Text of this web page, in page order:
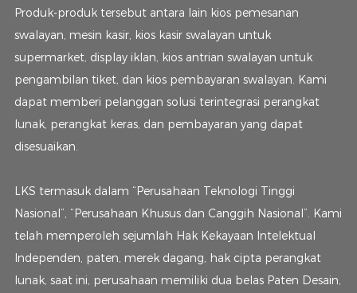
Produk-produk tersebut antara lain kios pemesanan
swalayan, mesin kasir, kios kasir swalayan untuk
supermarket, display iklan, kios antrian swalayan untuk
pengambilan tiket, dan kios pembayaran swalayan. Kami
dapat memberi pelanggan solusi terintegrasi perangkat
lunak, perangkat keras, dan pembayaran yang dapat
disesuaikan.
LKS termasuk dalam “Perusahaan Teknologi Tinggi
Nasional”, “Perusahaan Khusus dan Canggih Nasional”. Kami
telah memperoleh sejumlah Hak Kekayaan Intelektual
Independen, paten, merek dagang, hak cipta perangkat
lunak, saat ini, perusahaan memiliki dua belas Paten Desain,